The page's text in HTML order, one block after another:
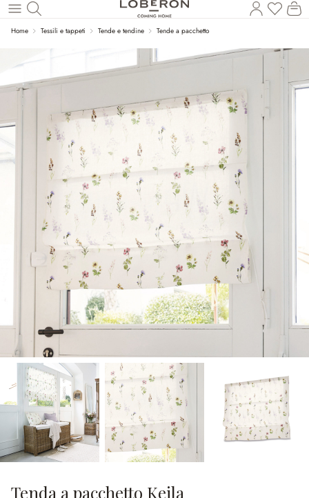
Torna al contenuto principale
Hai 0Il
Home Tessili e tappeti Tende e tendine Tende a pacchetto
Tenda a pacchetto Keila